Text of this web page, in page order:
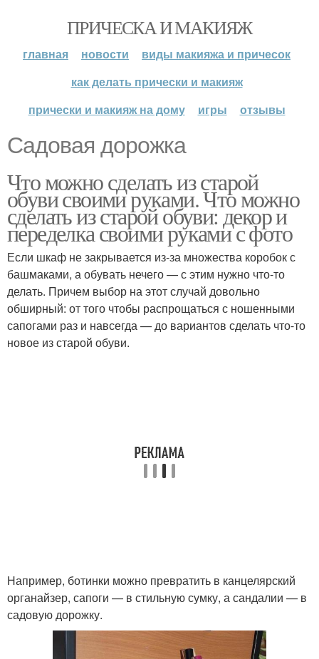
ПРИЧЕСКА И МАКИЯЖ
главная новости
виды макияжа и причесок
как делать прически и макияж
прически и макияж на дому
игры отзывы
Садовая дорожка
Что можно сделать из старой
обуви своими руками. Что можно
сделать из старой обуви: декор и
переделка своими руками с фото
Если шкаф не закрывается из-за множества коробок с
башмаками, а обувать нечего — с этим нужно что-то
делать. Причем выбор на этот случай довольно
обширный: от того чтобы распрощаться с ношенными
сапогами раз и навсегда — до вариантов сделать что-то
новое из старой обуви.
Например, ботинки можно превратить в канцелярский
органайзер, сапоги — в стильную сумку, а сандалии — в
садовую дорожку.